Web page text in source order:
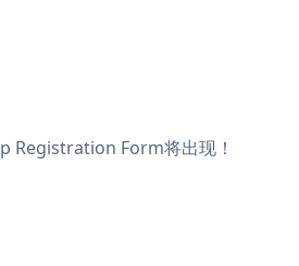
Registration Form将出现！